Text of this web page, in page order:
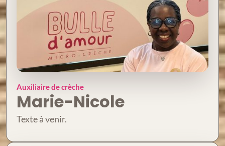
Auxiliaire de crèche
Marie-Nicole
Texte à venir.